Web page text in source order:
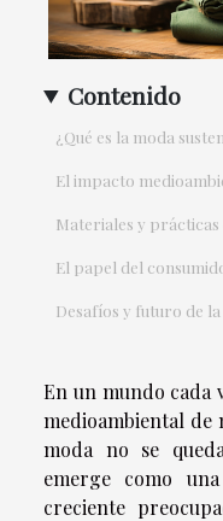
Contenido
¿Qué es la moda
El impacto
Materiales y prácticas
El papel del
Desafíos y futuro de
En un mundo cada
medioambiental de
moda no se
emerge como
creciente